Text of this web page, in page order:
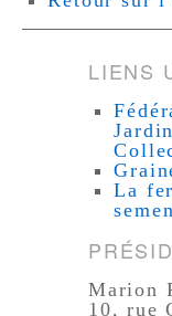
LIENS
La
Marion
10, rue